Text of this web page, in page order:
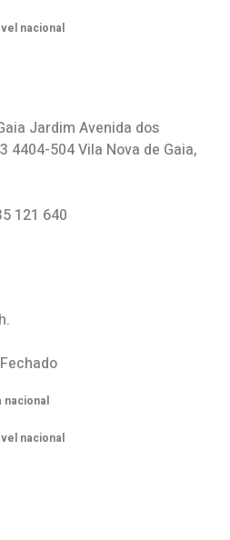
nacional
Jardim Avenida dos
4404-504 Vila Nova de Gaia,
121 640
nacional
nacional